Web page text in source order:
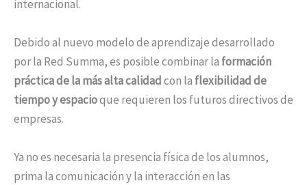
internacional.
Debido al nuevo modelo de aprendizaje desarrollado
por la Red Summa, es posible combinar la formación
práctica de la más alta calidadcon la flexibilidad de
tiempo y espacioque requieren los futuros directivos de
empresas.
Ya no es necesaria la presencia física de los alumnos,
prima la comunicación y la interacción en las